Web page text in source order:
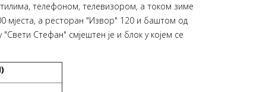
телефоном, телевизором, а током зиме
мјеста, а ресторан "Извор" 120 и баштом од
Стефан" смјештен је и блок у којем се